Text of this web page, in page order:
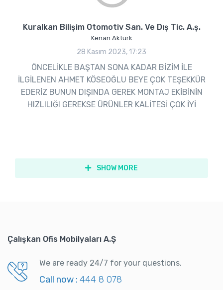
Kuralkan Bilişim Otomotiv San. Ve Dış Tic. A.ş.
Kenan Aktürk
28 Kasım 2023, 17:23
ÖNCELİKLE BAŞTAN SONA KADAR BİZİM İLE
İLGİLENEN AHMET KÖSEOĞLU BEYE ÇOK TEŞEKKÜR
EDERİZ BUNUN DIŞINDA GEREK MONTAJ EKİBİNİN
HIZLILIĞI GEREKSE ÜRÜNLER KALİTESİ ÇOK İYİ
SHOW MORE
Çalışkan Ofis Mobilyaları A.Ş
We are ready 24/7 for your questions.
Call now : 444 8 078